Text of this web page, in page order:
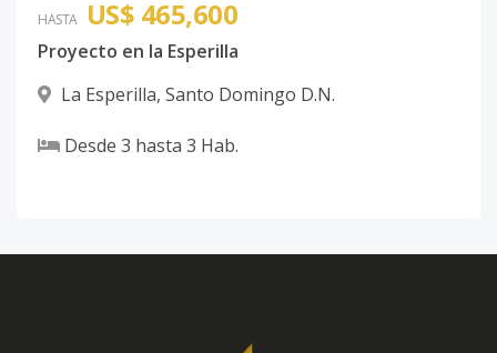
HASTA US$ 465,600
Proyecto en la Esperilla
La Esperilla, Santo Domingo D.N.
Desde 3 hasta 3 Hab.